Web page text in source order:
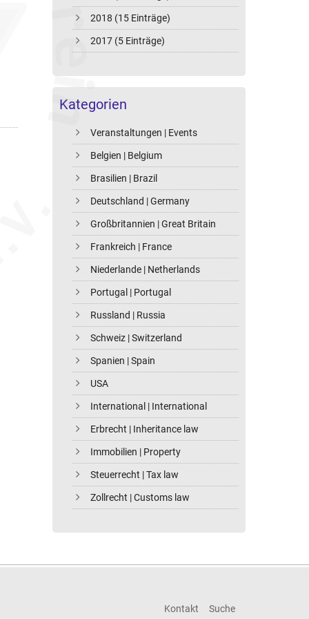
2018 (15 Einträge)
2017 (5 Einträge)
Kategorien
Veranstaltungen | Events
Belgien | Belgium
Brasilien | Brazil
Deutschland | Germany
Großbritannien | Great Britain
Frankreich | France
Niederlande | Netherlands
Portugal | Portugal
Russland | Russia
Schweiz | Switzerland
Spanien | Spain
USA
International | International
Erbrecht | Inheritance law
Immobilien | Property
Steuerrecht | Tax law
Zollrecht | Customs law
Kontakt Suche